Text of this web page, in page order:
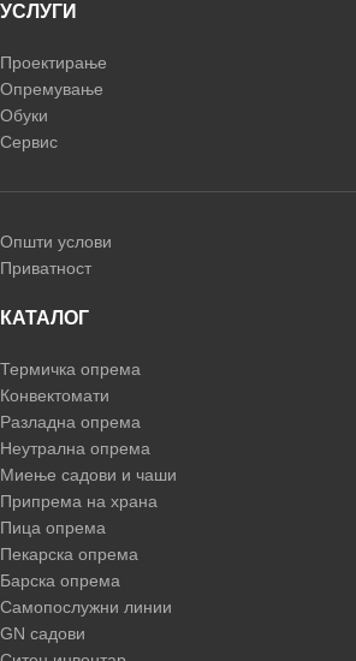
УСЛУГИ
Проектирање
Опремување
Обуки
Сервис
Општи услови
Приватност
КАТАЛОГ
Термичка опрема
Конвектомати
Разладна опрема
Неутрална опрема
Миење садови и чаши
Припрема на храна
Пица опрема
Пекарска опрема
Барска опрема
Самопослужни линии
GN садови